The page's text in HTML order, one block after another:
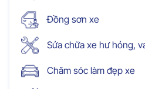
Đồng sơn xe
Sửa chữa xe hư hỏng,
Chăm sóc làm đẹp xe